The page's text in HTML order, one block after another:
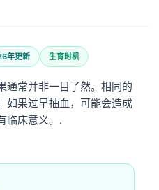
年更新 生育时机
通常并非一目了然。相同的
如果过早抽血，可能会造成
临床意义。.